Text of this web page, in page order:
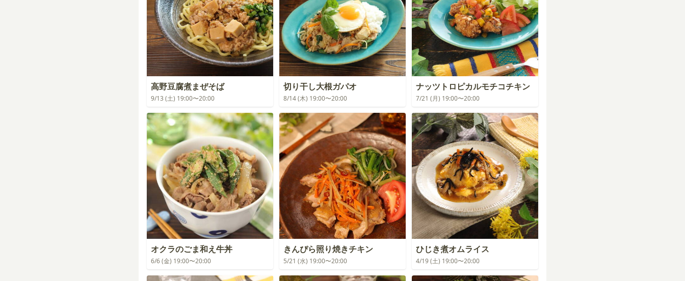
高野豆腐煮まぜそば
9/13 (土) 19:00〜20:00
切り干し大根ガパオ
8/14 (木) 19:00〜20:00
ナッツトロピカルモチコチキン
7/21 (月) 19:00〜20:00
オクラのごま和え牛丼
6/6 (金) 19:00〜20:00
きんぴら照り焼きチキン
5/21 (水) 19:00〜20:00
ひじき煮オムライス
4/19 (土) 19:00〜20:00